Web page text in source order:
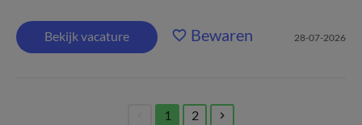
Bekijk vacature Bewaren 28-07-2026
1
2